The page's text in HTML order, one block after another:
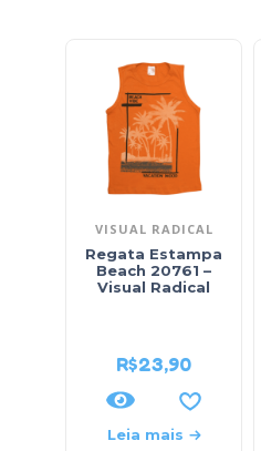
VISUAL RADICAL
Regata Estampa
Beach 20761 –
Visual Radical
R$23,90
Leia mais